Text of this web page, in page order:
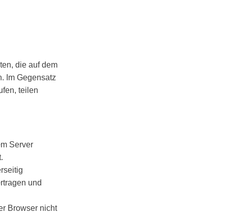
die auf dem
Im Gegensatz
teilen
Server
und
Browser nicht